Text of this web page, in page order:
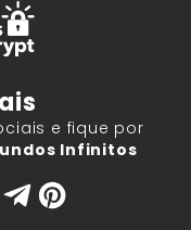
e fique por
Infinitos